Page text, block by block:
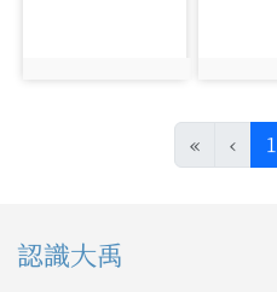
« ‹ 1
左邊區域內容
認識大禹